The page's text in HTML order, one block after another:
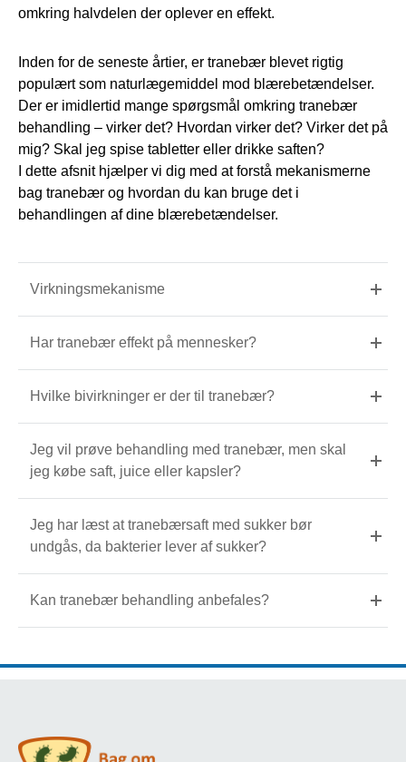
omkring halvdelen der oplever en effekt.
Inden for de seneste årtier, er tranebær blevet rigtig
populært som naturlægemiddel mod blærebetændelser.
Der er imidlertid mange spørgsmål omkring tranebær
behandling – virker det? Hvordan virker det? Virker det på
mig? Skal jeg spise tabletter eller drikke saften?
I dette afsnit hjælper vi dig med at forstå mekanismerne
bag tranebær og hvordan du kan bruge det i
behandlingen af dine blærebetændelser.
Virkningsmekanisme
Har tranebær effekt på mennesker?
Hvilke bivirkninger er der til tranebær?
Jeg vil prøve behandling med tranebær, men skal
jeg købe saft, juice eller kapsler?
Jeg har læst at tranebærsaft med sukker bør
undgås, da bakterier lever af sukker?
Kan tranebær behandling anbefales?